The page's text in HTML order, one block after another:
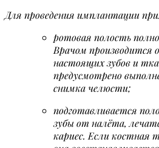
Для проведения имплантации
ротовая полость
Врачом производится
настоящих зубов и
предусмотрено
снимка челюсти;
подготавливается
зубы от налёта,
кариес. Если костная